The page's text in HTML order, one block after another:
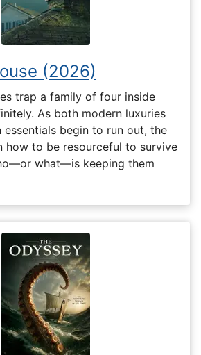
(2026)
trap a family of four inside
As both modern luxuries
begin to run out, the
how to be resourceful to survive
what—is keeping them